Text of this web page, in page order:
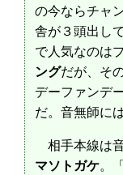
の今ならチャ
舎が３頭出し
で人気なのは
ングだが、そ
デーファンデ
だ。音無師に
相手本線は
マソトガケ。